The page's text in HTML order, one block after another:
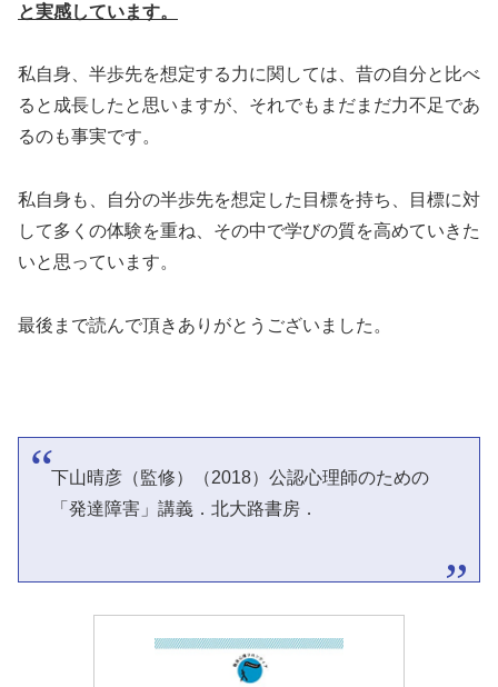
と実感しています。
私自身、半歩先を想定する力に関しては、昔の自分と比べ
ると成長したと思いますが、それでもまだまだ力不足であ
るのも事実です。
私自身も、自分の半歩先を想定した目標を持ち、目標に対
して多くの体験を重ね、その中で学びの質を高めていきた
いと思っています。
最後まで読んで頂きありがとうございました。
下山晴彦（監修）（2018）公認心理師のための
「発達障害」講義．北大路書房．